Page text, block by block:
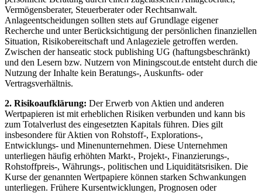
Vermögensberater, Steuerberater oder Rechtsanwalt.
Anlageentscheidungen sollten stets auf Grundlage eigener
Recherche und unter Berücksichtigung der persönlichen finanziellen
Situation, Risikobereitschaft und Anlageziele getroffen werden.
Zwischen der hanseatic stock publishing UG (haftungsbeschränkt)
und den Lesern bzw. Nutzern von Miningscout.de entsteht durch die
Nutzung der Inhalte kein Beratungs-, Auskunfts- oder
Vertragsverhältnis.
2. Risikoaufklärung: Der Erwerb von Aktien und anderen
Wertpapieren ist mit erheblichen Risiken verbunden und kann bis
zum Totalverlust des eingesetzten Kapitals führen. Dies gilt
insbesondere für Aktien von Rohstoff-, Explorations-,
Entwicklungs- und Minenunternehmen. Diese Unternehmen
unterliegen häufig erhöhten Markt-, Projekt-, Finanzierungs-,
Rohstoffpreis-, Währungs-, politischen und Liquiditätsrisiken. Die
Kurse der genannten Wertpapiere können starken Schwankungen
unterliegen. Frühere Kursentwicklungen, Prognosen oder